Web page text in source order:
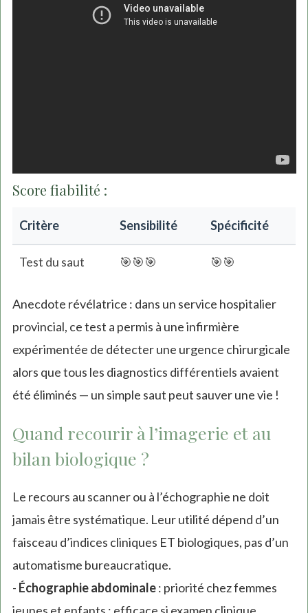
Score fiabilité :
Critère Sensibilité Spécificité
Test du saut 🎯🎯🎯 🎯🎯
Anecdote révélatrice : dans un service hospitalier
provincial, ce test a permis à une infirmière
expérimentée de détecter une urgence chirurgicale
alors que tous les diagnostics différentiels avaient
été éliminés — un simple saut peut sauver une vie !
Quand recourir à l’imagerie et au
bilan biologique ?
Le recours au scanner ou à l’échographie ne doit
jamais être systématique. Leur utilité dépend d’un
faisceau d’indices cliniques ET biologiques, pas d’un
automatisme bureaucratique.
- Échographie abdominale: priorité chez femmes